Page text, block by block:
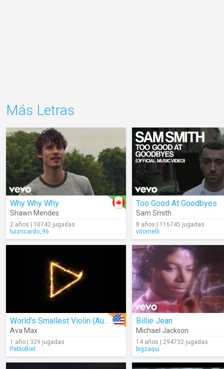
Más Letras
Why Why Why
Shawn Mendes
2 años | 10742 jugadas
luizricardo_96
Too Good At Goodbyes
Sam Smith
8 años | 116745 jugadas
vitornelli
World's Smallest Violin (Audio)
Ava Max
1 año | 329 jugadas
PabloBiel
Billie Jean
Michael Jackson
14 años | 294732 jugadas
bigzaqui